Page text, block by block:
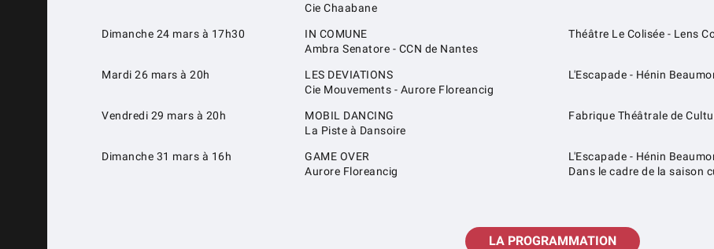
Cie Chaabane
Dimanche 24 mars à 17h30
IN COMUNE
Ambra Senatore - CCN de Nantes
Théâtre Le Colisée - Lens
Mardi 26 mars à 20h
LES DEVIATIONS
Cie Mouvements - Aurore Floreancig
L'Escapade - Hénin
Vendredi 29 mars à 20h
MOBIL DANCING
La Piste à Dansoire
Fabrique Théâtrale de
Dimanche 31 mars à 16h
GAME OVER
Aurore Floreancig
L'Escapade - Hénin
Dans le cadre de la saison
LA PROGRAMMATION